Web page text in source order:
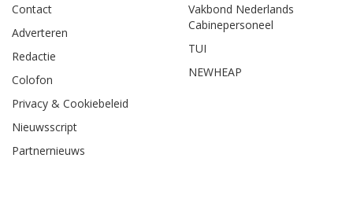
Contact
Adverteren
Redactie
Colofon
Privacy & Cookiebeleid
Nieuwsscript
Partnernieuws
Vakbond Nederlands
Cabinepersoneel
TUI
NEWHEAP